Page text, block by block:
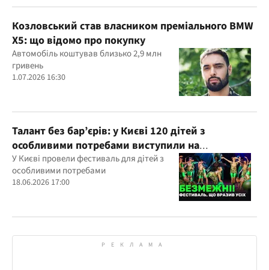
Козловський став власником преміального BMW
X5: що відомо про покупку
Автомобіль коштував близько 2,9 млн
гривень
1.07.2026 16:30
Талант без бар’єрів: у Києві 120 дітей з
особливими потребами виступили на
всеукраїнському фестивалі
У Києві провели фестиваль для дітей з
особливими потребами
18.06.2026 17:00